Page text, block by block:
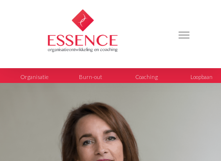
Organisatie Burn-out Loopbaan
Coaching